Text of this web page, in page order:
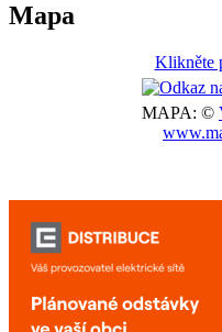
Mapa
Klikněte
MAPA: ©